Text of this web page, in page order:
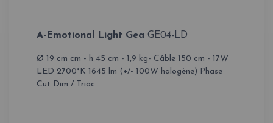
A-Emotional Light Gea GE04-LD
Ø 19 cm cm - h 45 cm - 1,9 kg- Câble 150 cm - 17W
LED 2700°K 1645 lm (+/- 100W halogène) Phase
Cut Dim / Triac